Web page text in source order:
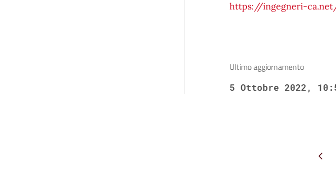
https://ingegneri-
Ultimo aggiornamento
5 Ottobre 2022,
Pagina